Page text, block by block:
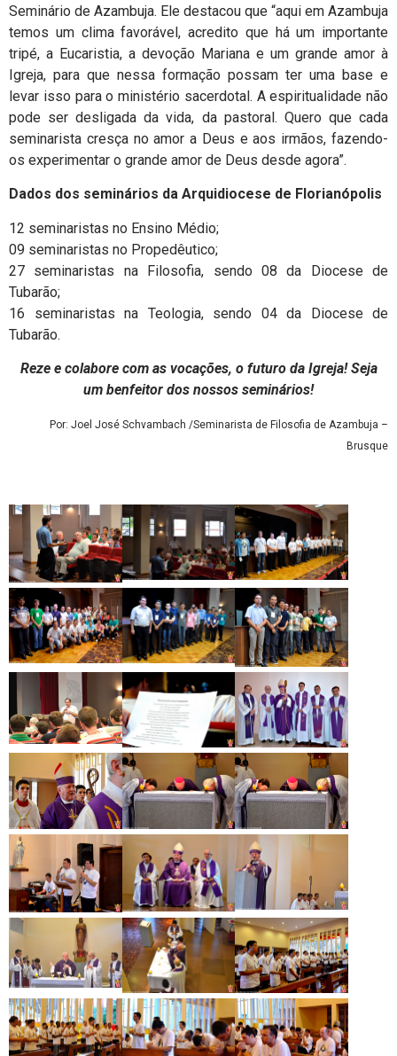
Seminário de Azambuja. Ele destacou que “aqui em Azambuja
temos um clima favorável, acredito que há um importante
tripé, a Eucaristia, a devoção Mariana e um grande amor à
Igreja, para que nessa formação possam ter uma base e
levar isso para o ministério sacerdotal. A espiritualidade não
pode ser desligada da vida, da pastoral. Quero que cada
seminarista cresça no amor a Deus e aos irmãos, fazendo-
os experimentar o grande amor de Deus desde agora”.
Dados dos seminários da Arquidiocese de Florianópolis
12 seminaristas no Ensino Médio;
09 seminaristas no Propedêutico;
27 seminaristas na Filosofia, sendo 08 da Diocese de
Tubarão;
16 seminaristas na Teologia, sendo 04 da Diocese de
Tubarão.
Reze e colabore com as vocações, o futuro da Igreja! Seja
um benfeitor dos nossos seminários!
Por: Joel José Schvambach /Seminarista de Filosofia de Azambuja –
Brusque